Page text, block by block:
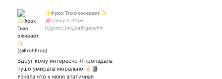
✨Фрох Тихо оживает ✨
🌸 Сижу в этом:
Hypmic/tw/jjba8/genshin
Вдруг кому интересно Я пропадала
пушо умирала морально ✌🏻🗿
Узнала что у меня апатичная